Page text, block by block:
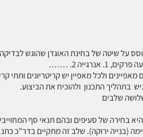
של בחינת האוגדן שהוגש לבדיקה בשלב התכנון
2. …….
ולכל מאפיין יש קריטריונים ותתי
בתהליך התכנון ולהוכיח את הביצוע.
שלבים
בחירה של סעיפים ובהם תנאי סף
(בנייה ירוקה). שלב זה מתקיים בדר"כ